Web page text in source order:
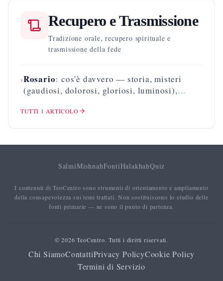
Recupero e Trasmissione
Tradizione orale, recupero spirituale e
trasmissione della fede
›Rosario: cos'è davvero — storia, misteri
(gaudiosi, dolorosi, gloriosi, luminosi),
TUTTI 1 ARTICOLO
SalmiMishnahFontiHalakhahQuiz
I contenuti di TeoCentro sono strumenti di orientamento e ampliamento
della consapevolezza sui temi trattati. Non sostituiscono lo studio delle
fonti primarie — ne sono il punto di partenza.
© 2026 TeoCentro. Tutti i diritti riservati.
Chi SiamoContattiPrivacy PolicyCookie Policy
Termini di Servizio